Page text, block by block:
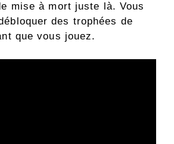
mise à mort juste là. Vous
des trophées de
que vous jouez.